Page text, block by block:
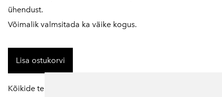
ühendust.
Võimalik valmsitada ka väike kogus.
Lisa ostukorvi
Kõikide tellitavate toodete suuruseid ja värve